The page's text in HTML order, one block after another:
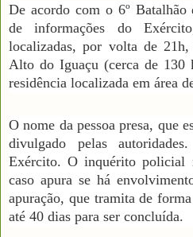
De acordo com o 6º
de informações do
localizadas, por volta de
Alto do Iguaçu (cerca de 130
residência localizada em área
O nome da pessoa presa, que
divulgado pelas
Exército. O inquérito policial
caso apura se há
apuração, que tramita de
até 40 dias para ser concluída.